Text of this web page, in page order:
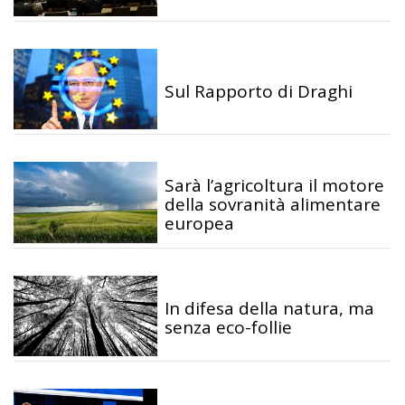
Sul Rapporto di Draghi
Sarà l’agricoltura il motore
della sovranità alimentare
europea
In difesa della natura, ma
senza eco-follie